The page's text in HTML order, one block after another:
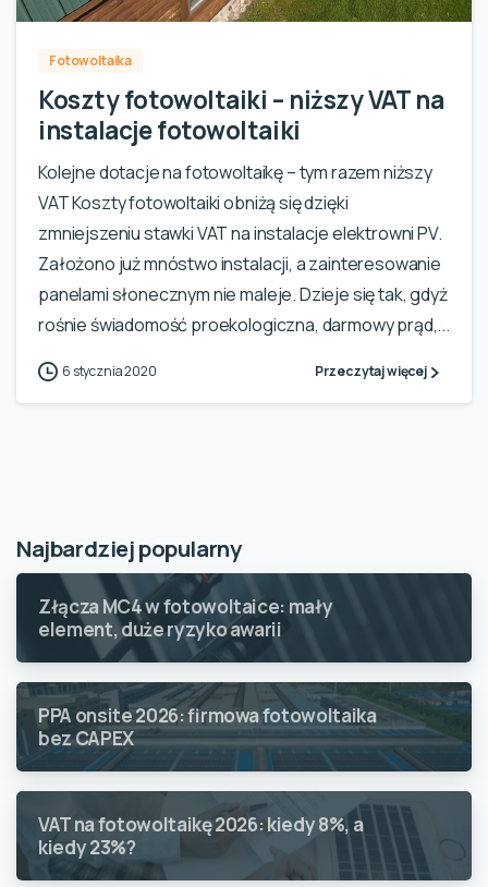
Fotowoltaika
Koszty fotowoltaiki – niższy VAT na
instalacje fotowoltaiki
Kolejne dotacje na fotowoltaikę – tym razem niższy
VAT Koszty fotowoltaiki obniżą się dzięki
zmniejszeniu stawki VAT na instalacje elektrowni PV.
Założono już mnóstwo instalacji, a zainteresowanie
panelami słonecznym nie maleje. Dzieje się tak, gdyż
rośnie świadomość proekologiczna, darmowy prąd,...
6 stycznia 2020 Przeczytaj więcej
Najbardziej popularny
Złącza MC4 w fotowoltaice: mały
element, duże ryzyko awarii
PPA onsite 2026: firmowa fotowoltaika
bez CAPEX
VAT na fotowoltaikę 2026: kiedy 8%, a
kiedy 23%?